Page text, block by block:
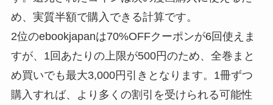
め、実質半額で購入できる計算です。
2位のebookjapanは70%OFFクーポンが6回使えま
すが、1回あたりの上限が500円のため、全巻まと
め買いでも最大3,000円引きとなります。1冊ずつ
購入すれば、より多くの割引を受けられる可能性